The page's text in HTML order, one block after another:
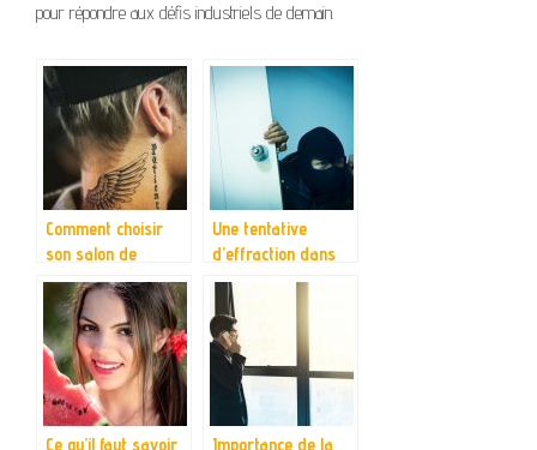
pour répondre aux défis industriels de demain.
Comment choisir
son salon de
tatouage
Une tentative
d’effraction dans
votre entreprise,
comment agir ?
Ce qu’il faut savoir
Importance de la